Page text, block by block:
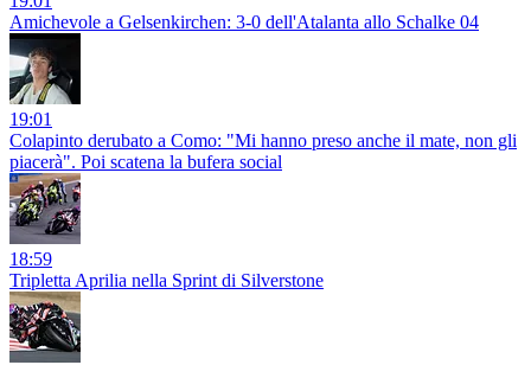
Amichevole a Gelsenkirchen: 3-0 dell'Atalanta allo Schalke 04
19:01
Colapinto derubato a Como: "Mi hanno preso anche il mate, non gli
piacerà". Poi scatena la bufera social
18:59
Tripletta Aprilia nella Sprint di Silverstone